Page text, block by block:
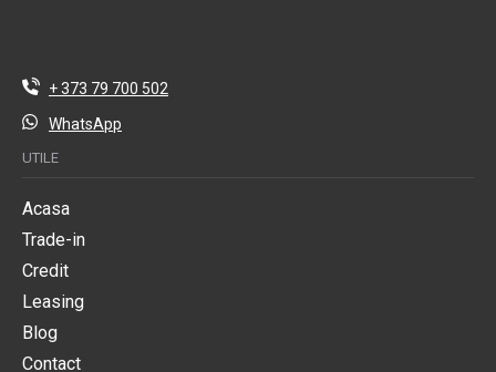
+ 373 79 700 502
WhatsApp
UTILE
Acasa
Trade-in
Credit
Leasing
Blog
Contact